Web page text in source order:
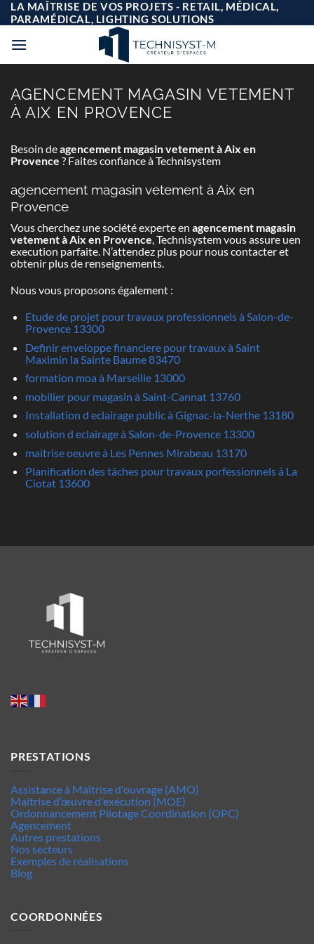
Passer
au
contenu
LA MAÎTRISE DE VOS PROJETS - RETAIL, MÉDICAL,
PARAMÉDICAL, LIGHTING SOLUTIONS
AGENCEMENT MAGASIN VETEMENT
À AIX EN PROVENCE
Besoin deagencement magasin vetement à Aix en
Provence ? Faites confiance à Technisystem
agencement magasin vetement à Aix en
Provence
Vous cherchez une société experte en agencement magasin
vetement à Aix en Provence, Technisystem vous assure uen
execution parfaite. N’attendez plus pour nous contacter et
obtenir plus de renseignements.
Nous vous proposons également :
Etude de projet pour travaux professionnels à Salon-de-
Provence 13300
Definir enveloppe financiere pour travaux à Saint
Maximin la Sainte Baume 83470
formation moa à Marseille 13000
mobilier pour magasin à Saint-Cannat 13760
Installation d eclairage public à Gignac-la-Nerthe 13180
solution d eclairage à Salon-de-Provence 13300
maitrise oeuvre à Les Pennes Mirabeau 13170
Planification des tâches pour travaux porfessionnels à La
Ciotat 13600
PRESTATIONS
Assistance à Maîtrise d'ouvrage (AMO)
Maîtrise d’œuvre d'exécution (MOE)
Ordonnancement Pilotage Coordination (OPC)
Agencement
Autres prestations
Nos secteurs
Exemples de réalisations
Blog
COORDONNÉES